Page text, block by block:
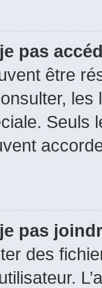
pas
être
Seuls
pas
des